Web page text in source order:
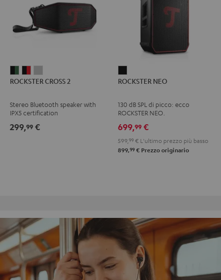
CROSS
Black
&
Green
CROSS
Nero
&
Rosso
CROSS
Light
Gray
ROCKSTER CROSS 2
Stereo Bluetooth speaker with
IPX5 certification
299,99 €
NEO
ROCKSTER NEO
130 dB SPL di picco: ecco
ROCKSTER NEO.
699,99 €
599, 99 € L'ultimo prezzo più basso
899,99 € Prezzo originario